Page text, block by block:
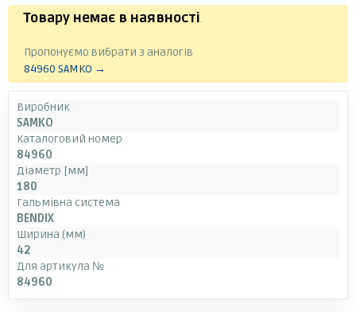
Товару немає в наявності.
Пропонуємо вибрати з аналогів
84960 SAMKO →
Виробник
SAMKO
Каталоговий номер
84960
Діаметр [мм]
180
Гальмівна система
BENDIX
Ширина (мм)
42
Для артикула №
84960